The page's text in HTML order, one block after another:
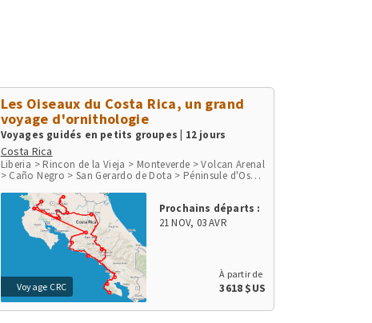
Les Oiseaux du Costa Rica, un grand
voyage d'ornithologie
Voyages guidés en petits groupes | 12 jours
Costa Rica
Liberia > Rincon de la Vieja > Monteverde > Volcan Arenal
> Caño Negro > San Gerardo de Dota > Péninsule d'Osa >
Playa Herradura & Punta Leona > Rio Tarcoles & Carara
> San Jose
Voyage CRC
Prochains départs :
21 NOV, 03 AVR
À partir de
3618 $US